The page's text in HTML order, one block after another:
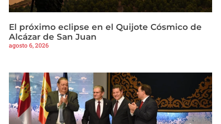
El próximo eclipse en el Quijote Cósmico de
Alcázar de San Juan
agosto 6, 2026